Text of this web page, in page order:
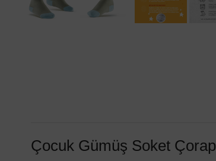
Çocuk Gümüş Soket Çorap